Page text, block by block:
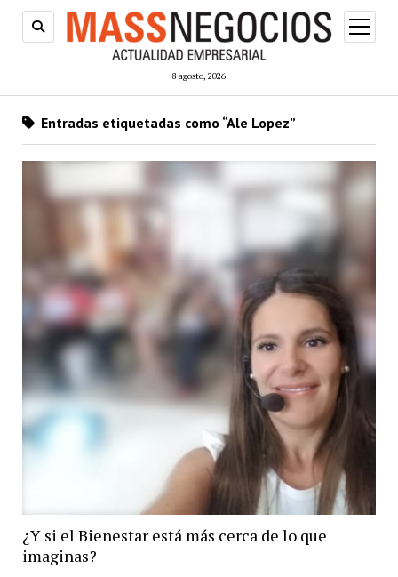
8 agosto, 2026
abrir
menú
Entradas etiquetadas como “Ale Lopez”
¿Y si el Bienestar está más cerca de lo que
imaginas?